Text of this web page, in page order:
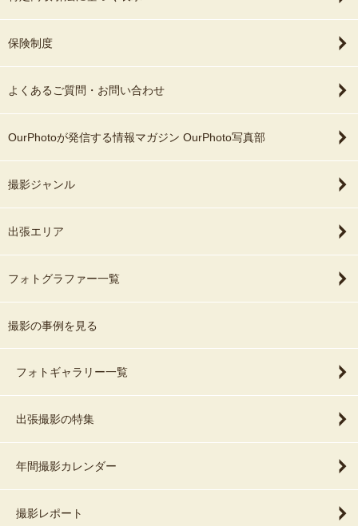
保険制度
よくあるご質問・お問い合わせ
OurPhotoが発信する情報マガジン OurPhoto写真部
撮影ジャンル
出張エリア
フォトグラファー一覧
撮影の事例を見る
フォトギャラリー一覧
出張撮影の特集
年間撮影カレンダー
撮影レポート